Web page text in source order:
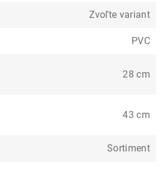
Zvoľte variant
PVC
28 cm
43 cm
Sortiment